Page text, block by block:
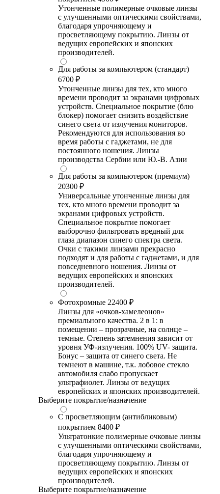
Утонченные полимерные очковые линзы
с улучшенными оптическими свойствами,
благодаря упрочняющему и
просветляющему покрытию. Линзы от
ведущих европейских и японских
производителей.
Для работы за компьютером (стандарт)
6700 ₽
Утонченные линзы для тех, кто много
времени проводит за экранами цифровых
устройств. Специальное покрытие (блю
блокер) помогает снизить воздействие
синего света от излучения мониторов.
Рекомендуются для использования во
время работы с гаджетами, не для
постоянного ношения. Линзы
производства Сербии или Ю.-В. Азии
Для работы за компьютером (премиум)
20300 ₽
Универсальные утонченные линзы для
тех, кто много времени проводит за
экранами цифровых устройств.
Специальное покрытие помогает
выборочно фильтровать вредный для
глаза диапазон синего спектра света.
Очки с такими линзами прекрасно
подходят и для работы с гаджетами, и для
повседневного ношения. Линзы от
ведущих европейских и японских
производителей.
Фотохромные 22400 ₽
Линзы для «очков-хамелеонов»
премиального качества. 2 в 1: в
помещении – прозрачные, на солнце –
темные. Степень затемнения зависит от
уровня УФ-излучения. 100% UV- защита.
Бонус – защита от синего света. Не
темнеют в машине, т.к. лобовое стекло
автомобиля слабо пропускает
ультрафиолет. Линзы от ведущих
европейских и японских производителей.
Выберите покрытие/назначение
С просветляющим (антибликовым)
покрытием 8400 ₽
Ультратонкие полимерные очковые линзы
с улучшенными оптическими свойствами,
благодаря упрочняющему и
просветляющему покрытию. Линзы от
ведущих европейских и японских
производителей.
Выберите покрытие/назначение